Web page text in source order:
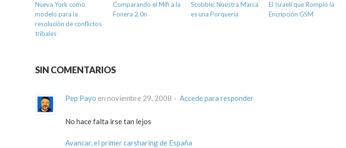
Nueva York como
modelo para la
resolución de conflictos
tribales
Comparando el Mifi a la
Fonera 2.0n
Scobble: Nuestra Marca
es una Porquería
El Israelí que Rompió la
Encripción GSM
SIN COMENTARIOS
Pep Payo en noviembre 29, 2008 · Accede para responder
No hace falta irse tan lejos
Avancar, el primer carsharing de España